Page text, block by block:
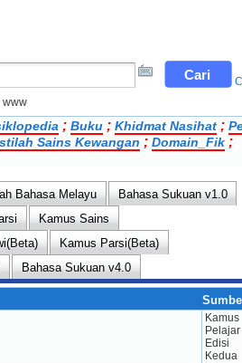
www
; Buku ; Khidmat Nasihat ;
Sains Kewangan ; Domain_Fik ;
Bahasa Melayu
Bahasa Sukuan v1.0
Kamus Sains
Kamus Parsi(Beta)
Bahasa Sukuan v4.0
Kamus
Pelajar
Edisi
Kedua